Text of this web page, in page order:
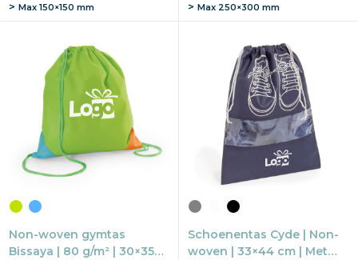
Max 150×150 mm
Max 250×300 mm
Non-woven gymtas
Bissaya | 80 g/m² | 30×35
Schoenentas Cyde | Non-
woven | 33×44 cm | Met